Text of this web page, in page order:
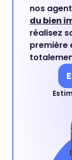
nos
du bien
réalisez
première